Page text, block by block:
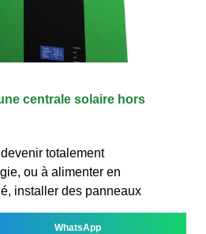
centrale solaire hors
totalement
ou à alimenter en
installer des panneaux
WhatsApp